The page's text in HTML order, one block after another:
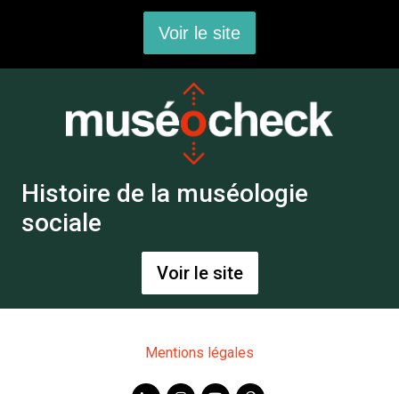
Voir le site
Histoire de la muséologie
sociale
Voir le site
Mentions légales